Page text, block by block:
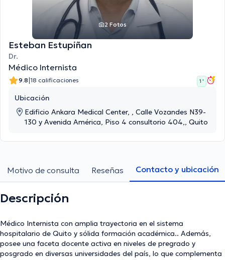
2 Fotos
Esteban Estupiñan
Dr.
Médico Internista
9.8|18 calificaciones 1 '
Ubicación
Edificio Ankara Medical Center, , Calle Vozandes N39-
130 y Avenida América, Piso 4 consultorio 404,, Quito
Motivo de consulta Reseñas Contacto y ubicación
Descripción
Médico Internista con amplia trayectoria en el sistema
hospitalario de Quito y sólida formación académica.. Además,
posee una faceta docente activa en niveles de pregrado y
posgrado en diversas universidades del país, lo que complementa